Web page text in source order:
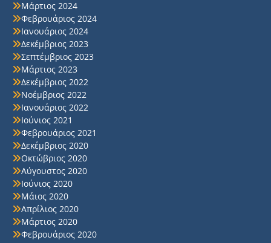
Μάρτιος 2024
Φεβρουάριος 2024
Ιανουάριος 2024
Δεκέμβριος 2023
Σεπτέμβριος 2023
Μάρτιος 2023
Δεκέμβριος 2022
Νοέμβριος 2022
Ιανουάριος 2022
Ιούνιος 2021
Φεβρουάριος 2021
Δεκέμβριος 2020
Οκτώβριος 2020
Αύγουστος 2020
Ιούνιος 2020
Μάιος 2020
Απρίλιος 2020
Μάρτιος 2020
Φεβρουάριος 2020